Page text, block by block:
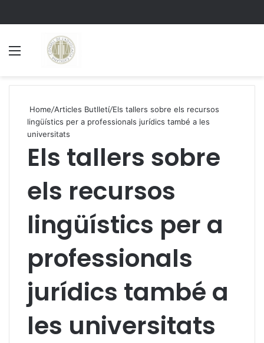
Home/Articles Butlletí/Els tallers sobre els recursos
lingüístics per a professionals jurídics també a les
universitats
Els tallers sobre
els recursos
lingüístics per a
professionals
jurídics també a
les universitats